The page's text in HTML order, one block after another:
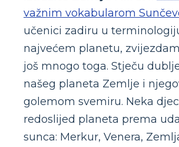
važnim vokabularom
učenici zadiru u
najvećem planetu,
još mnogo toga. Stječu
našeg planeta Zemlje i
golemom svemiru. Neka
redoslijed planeta prema
sunca: Merkur, Venera,